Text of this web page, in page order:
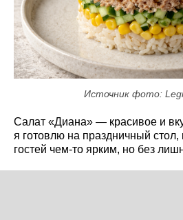
Источник фото:
Салат «Диана» — красивое и
я готовлю на праздничный стол,
гостей чем-то ярким, но без